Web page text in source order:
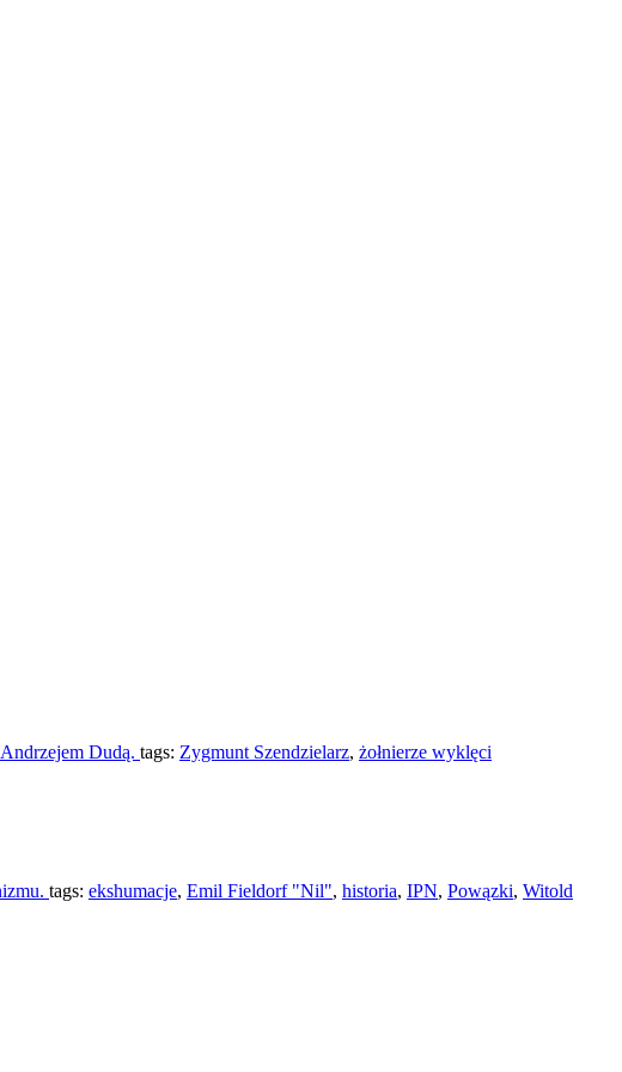
Dudą. tags: Zygmunt Szendzielarz, żołnierze wyklęci
tags: ekshumacje, Emil Fieldorf "Nil", historia, IPN, Powązki, Witold